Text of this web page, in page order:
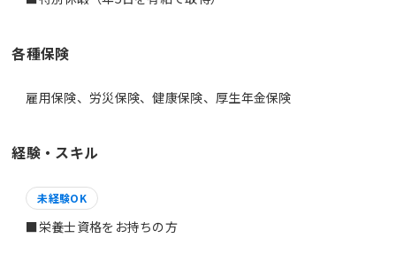
各種保険
雇用保険、労災保険、健康保険、厚生年金保険
経験・スキル
未経験OK
■栄養士資格をお持ちの方